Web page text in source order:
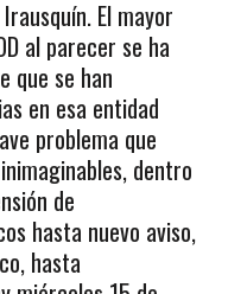
El mayor
al parecer se ha
que se han
en esa entidad
problema que
dentro
de
hasta nuevo aviso,
hasta